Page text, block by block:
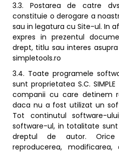
3.3. Postarea de catre
constituie o derogare a
sau in legatura cu Site-ul. In
expres in prezentul
drept, titlu sau interes
simpletools.ro
3.4. Toate programele
sunt proprietatea S.C.
companii cu care detinem
daca nu a fost utilizat un
Tot continutul software-
software-ul, in totalitate
dreptul de autor. Orice
reproducerea, modificarea,